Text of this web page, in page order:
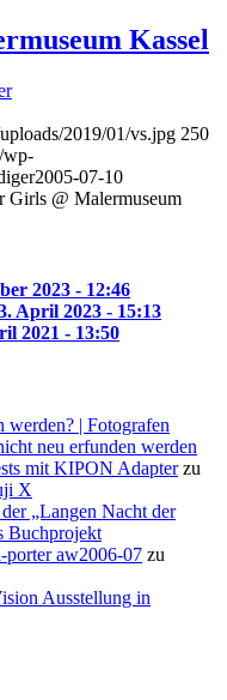
Kassel
2019/01/vs.jpg 250
wp-
2005-07-10
Girls @ Malermuseum
2023 - 12:46
April 2023 - 15:13
2021 - 13:50
werden? | Fotografen
neu erfunden werden
mit KIPON Adapterzu
X
„Langen Nacht der
Buchprojekt
porter aw2006-07 zu
Ausstellung in